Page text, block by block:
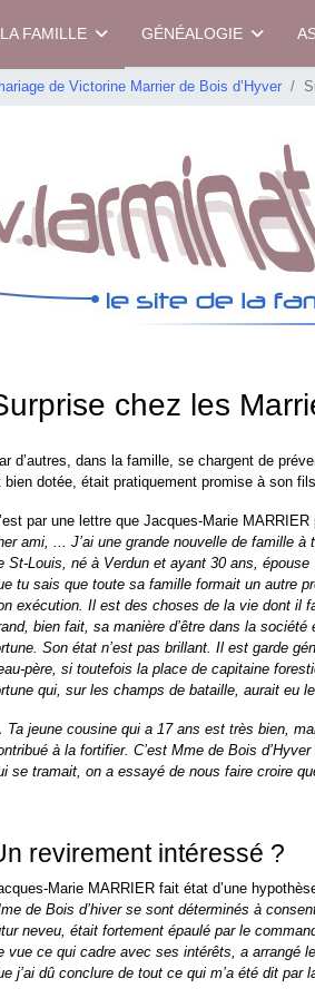
FAMILLE GÉNÉALOGIE
de Victorine Marrier de Bois d’Hyver
chez les
d’autres, dans la famille, se chargent de
bien dotée, était pratiquement promise à son
par une lettre que Jacques-Marie
ami, ... J’ai une grande nouvelle de famille à
St-Louis, né à Verdun et ayant 30 ans,
tu sais que toute sa famille formait un autre
exécution. Il est des choses de la vie dont il
bien fait, sa manière d’être dans la
Son état n’est pas brillant. Il est garde
père, si toutefois la place de capitaine
qui, sur les champs de bataille, aurait eu
jeune cousine qui a 17 ans est très bien,
à la fortifier. C’est Mme de Bois
se tramait, on a essayé de nous faire croire
revirement intéressé ?
Marie MARRIER fait état d’une
de Bois d’hiver se sont déterminés à
neveu, était fortement épaulé par le
vue ce qui cadre avec ses intérêts, a arrangé
j’ai dû conclure de tout ce qui m’a été dit